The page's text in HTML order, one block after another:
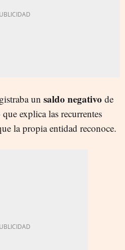
un saldo negativo de
explica las recurrentes
la propia entidad reconoce.